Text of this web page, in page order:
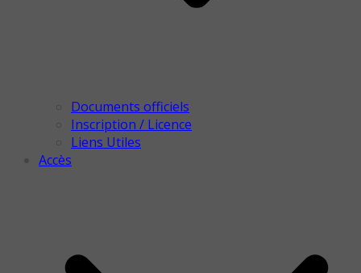
Documents officiels
Inscription / Licence
Liens Utiles
Accès